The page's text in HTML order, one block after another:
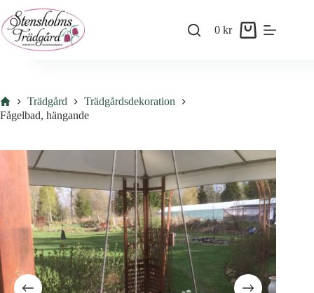
to
content
Shopping
0kr
HemTrädgård
Trädgårdsdekoration
Fågelbad, hängande